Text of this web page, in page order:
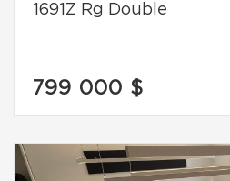
1691Z Rg Double
799 000 $